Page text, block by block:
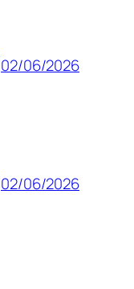
02/06/2026
02/06/2026